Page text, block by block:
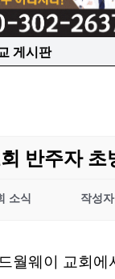
게시판
반주자 초
소식 작성자
월웨이 교회에